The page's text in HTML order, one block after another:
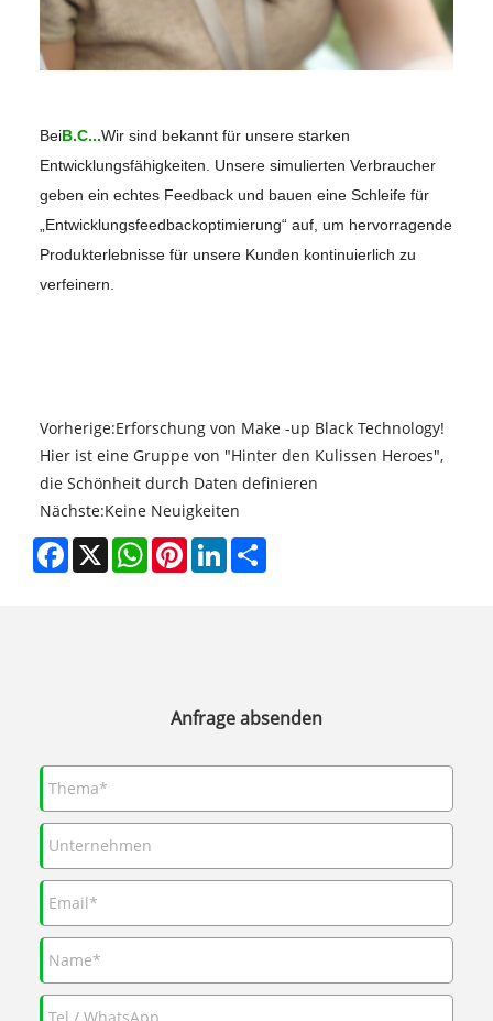
BeiB.C...Wir sind bekannt für unsere starken
Entwicklungsfähigkeiten. Unsere simulierten Verbraucher
geben ein echtes Feedback und bauen eine Schleife für
„Entwicklungsfeedbackoptimierung“ auf, um hervorragende
Produkterlebnisse für unsere Kunden kontinuierlich zu
verfeinern.
Vorherige:Erforschung von Make -up Black Technology!
Hier ist eine Gruppe von "Hinter den Kulissen Heroes",
die Schönheit durch Daten definieren
Nächste:Keine Neuigkeiten
Facebook
X WhatsAppPinterestLinkedInShare
Anfrage absenden